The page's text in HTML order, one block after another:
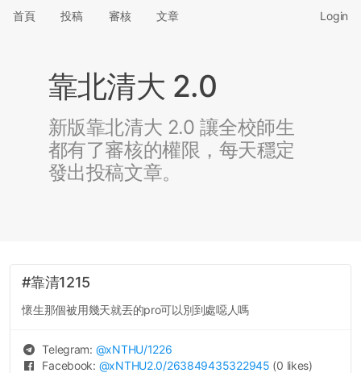
首頁 投稿 審核 文章 Login
靠北清大 2.0
新版靠北清大 2.0 讓全校師生
都有了審核的權限，每天穩定
發出投稿文章。
#靠清1215
懷生那個被用幾天就丟的pro可以別到處噁人嗎
Telegram: @xNTHU/1226
Facebook: @xNTHU2.0/263849435322945 (0 likes)